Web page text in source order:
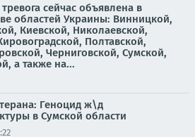
сейчас объявлена в
областей Украины: Винницкой,
Киевской, Николаевской,
Полтавской,
Черниговской, Сумской,
а также на...
Геноцид ж\д
в Сумской области